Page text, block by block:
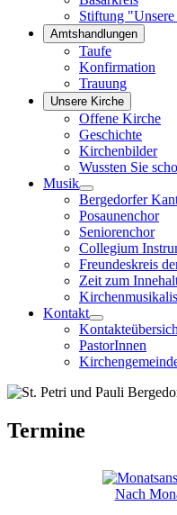
Stiftung
Amtshandlungen
Taufe
Konfirmation
Trauung
Unsere Kirche
Offene Kirche
Geschichte
Kirchenbilder
Wussten Sie
Musik
Bergedorfer
Posaunenchor
Seniorenchor
Collegium
Freundeskreis
Zeit zum
Kontakt
PastorInnen
Termine
Nach